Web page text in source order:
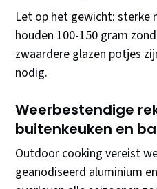
Let op het gewicht: sterke
houden 100-150 gram
zwaardere glazen potjes
nodig.
Weerbestendige
buitenkeuken en
Outdoor cooking vereist
geanodiseerd aluminium